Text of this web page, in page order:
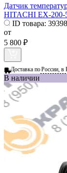
Датчик
HITACHI EX-200-
ID товара:
от
5 800 ₽
Доставка поРоссии, в
В наличии